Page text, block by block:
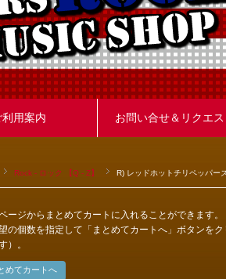
利用案内 お問い合せ＆リクエス
Rock - ロック 【Q - Z】 R) レッドホットチリペッパー
ージからまとめてカートに入れることができます。
の個数を指定して「まとめてカートへ」ボタンを
）。